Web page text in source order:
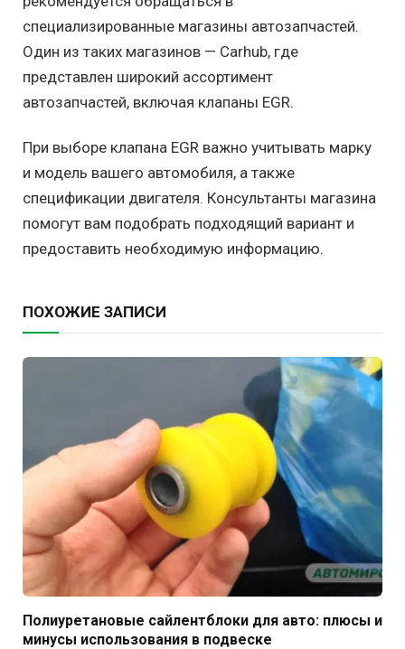
специализированные магазины автозапчастей.
Один из таких магазинов — Carhub, где
представлен широкий ассортимент
автозапчастей, включая клапаны EGR.
При выборе клапана EGR важно учитывать марку
и модель вашего автомобиля, а также
спецификации двигателя. Консультанты магазина
помогут вам подобрать подходящий вариант и
предоставить необходимую информацию.
ПОХОЖИЕ ЗАПИСИ
Полиуретановые сайлентблоки для авто: плюсы и
минусы использования в подвеске